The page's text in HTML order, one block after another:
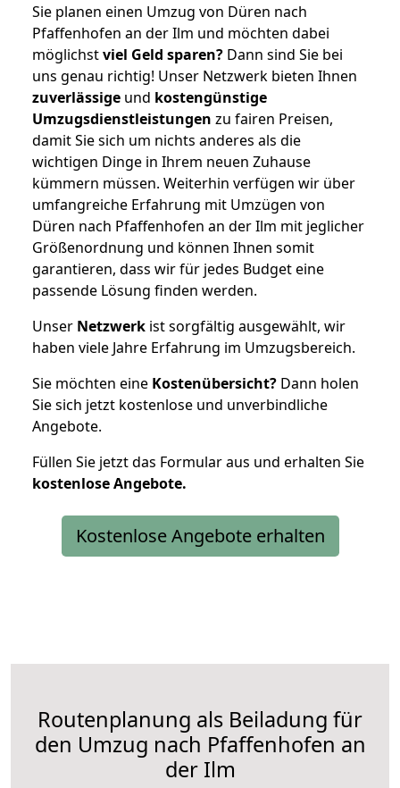
Sie planen einen Umzug von Düren nach
Pfaffenhofen an der Ilm und möchten dabei
möglichstviel Geld sparen? Dann sind Sie bei
uns genau richtig! Unser Netzwerk bieten Ihnen
zuverlässige und kostengünstige
Umzugsdienstleistungen zu fairen Preisen,
damit Sie sich um nichts anderes als die
wichtigen Dinge in Ihrem neuen Zuhause
kümmern müssen. Weiterhin verfügen wir über
umfangreiche Erfahrung mit Umzügen von
Düren nach Pfaffenhofen an der Ilm mit jeglicher
Größenordnung und können Ihnen somit
garantieren, dass wir für jedes Budget eine
passende Lösung finden werden.
Unser Netzwerk ist sorgfältig ausgewählt, wir
haben viele Jahre Erfahrung im Umzugsbereich.
Sie möchten eine Kostenübersicht? Dann holen
Sie sich jetzt kostenlose und unverbindliche
Angebote.
Füllen Sie jetzt das Formular aus und erhalten Sie
kostenloseAngebote.
Kostenlose Angebote erhalten
Routenplanung als Beiladung für
den Umzug nach Pfaffenhofen an
der Ilm